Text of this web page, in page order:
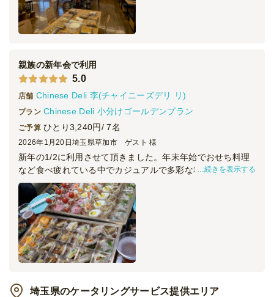
たと思います。
味も申し分なく、どの料理もバランスが良く、参加者からの
場には相性がいいと感じました。
結果として、参加者の満足度も高く、歓迎会としてとても良
い時間を作ることができました。今後こういった社内イベン
トがある際には、また利用したいと思えるサービスでした。
親族の新年会で利用
5.0
店舗 Chinese Deli 李(チャイニーズデリ リ)
プラン Chinese Deli 小分けゴールデンプラン
ご予算 ひとり3,240円/ 7名
2026年1月20日 埼玉県草加市 ゲスト 様
新年の1/2に利用させて頂きました。年末年始でおせち料理
など食べ疲れている中でカジュアルで多彩な料理にとても喜
ばれました。
盛り付けも綺麗で美味しいですし、また年初に関わらず時間
通り配達頂きまして、非の打ち所はなかったです。機会があ
ればまた利用させて頂きます。
続きを表示する
埼玉県のケータリングサービス提供エリア